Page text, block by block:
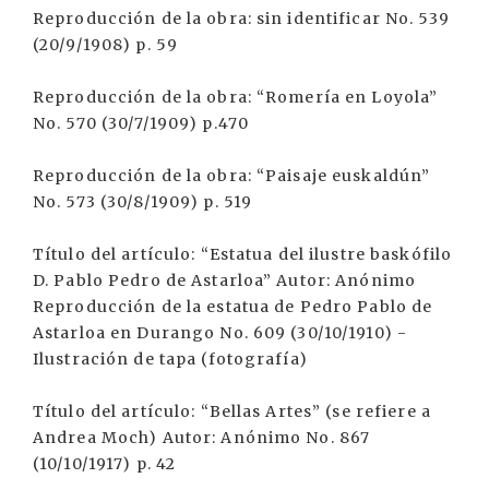
Reproducción de la obra: sin identificar No. 539
(20/9/1908) p. 59
Reproducción de la obra: “Romería en Loyola”
No. 570 (30/7/1909) p.470
Reproducción de la obra: “Paisaje euskaldún”
No. 573 (30/8/1909) p. 519
Título del artículo: “Estatua del ilustre baskófilo
D. Pablo Pedro de Astarloa” Autor: Anónimo
Reproducción de la estatua de Pedro Pablo de
Astarloa en Durango No. 609 (30/10/1910) -
Ilustración de tapa (fotografía)
Título del artículo: “Bellas Artes” (se refiere a
Andrea Moch) Autor: Anónimo No. 867
(10/10/1917) p. 42